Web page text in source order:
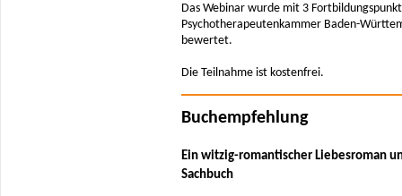
Das Webinar wurde mit 3
Psychotherapeutenkammer Baden-
bewertet.
Die Teilnahme ist kostenfrei.
Buchempfehlung
Ein witzig-romantischer Liebesroman
Sachbuch